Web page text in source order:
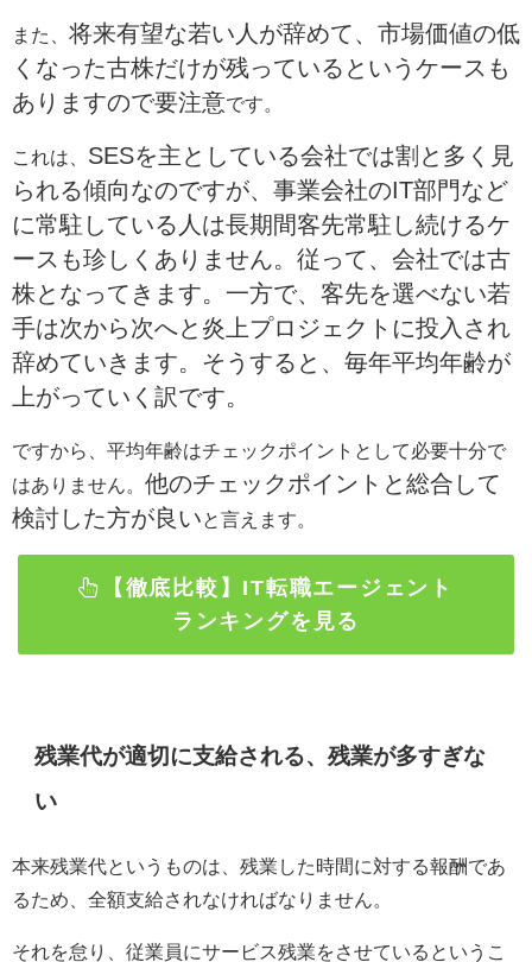
また、 将来有望な若い人が辞めて、市場価値の低
くなった古株だけが残っているというケースも
ありますので要注意です。
これは、 SESを主としている会社では割と多く見
られる傾向なのですが、事業会社のIT部門など
に常駐している人は長期間客先常駐し続けるケ
ースも珍しくありません。従って、会社では古
株となってきます。一方で、客先を選べない若
手は次から次へと炎上プロジェクトに投入され
辞めていきます。そうすると、毎年平均年齢が
上がっていく訳です。
ですから、平均年齢はチェックポイントとして必要十分で
はありません。 他のチェックポイントと総合して
検討した方が良い と言えます。
【徹底比較】IT転職エージェント
ランキングを見る
残業代が適切に支給される、残業が多すぎな
い
本来残業代というものは、残業した時間に対する報酬であ
るため、全額支給されなければなりません。
それを怠り、従業員にサービス残業をさせているというこ